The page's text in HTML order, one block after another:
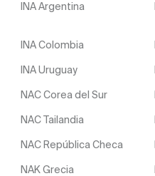
INA Argentina
INA Colombia
INA Uruguay
NAC Corea del Sur
NAC Tailandia
NAC República Checa
NAK Grecia